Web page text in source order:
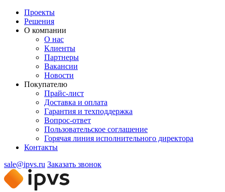
Проекты
Решения
О компании
О нас
Клиенты
Партнеры
Вакансии
Новости
Покупателю
Прайс-лист
Доставка и оплата
Гарантия и техподдержка
Вопрос-ответ
Пользовательское соглашение
Горячая линия исполнительного директора
Контакты
sale@ipvs.ru Заказать звонок